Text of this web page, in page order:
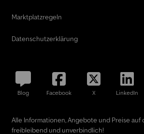
Marktplatzregeln
Datenschutzerklärung
Blog Facebook X LinkedIn
Alle Informationen, Angebote und Preise auf
freibleibend und unverbindlich!